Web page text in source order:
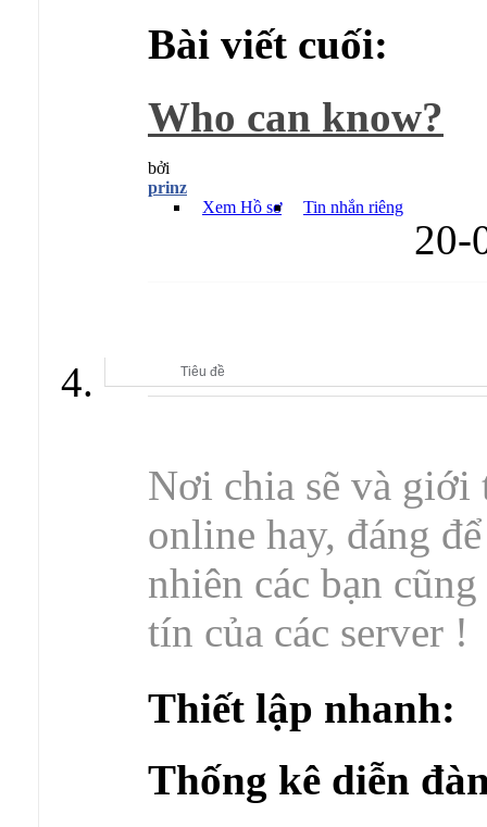
Bài viết cuối:
Who can know?
bởi
prinz
Xem Hồ sơ
Tin nhắn riêng
20-
Tiêu đề
Nơi chia sẽ và giới
online hay, đáng
nhiên các bạn
tín của các server !
Thiết lập nhanh:
Thống kê diễn